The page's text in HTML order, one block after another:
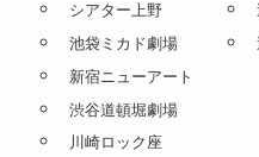
シアター上野
池袋ミカド劇場
新宿ニューアート
渋谷道頓堀劇場
川崎ロック座